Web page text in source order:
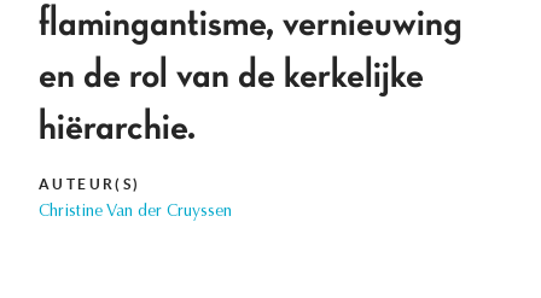
flamingantisme, vernieuwing
en de rol van de kerkelijke
hiërarchie.
AUTEUR(S)
Christine Van der Cruyssen